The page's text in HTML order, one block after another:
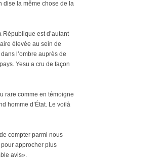
dise la même chose de la
est d’autant
élevée au sein de
l’ombre auprès de
Yesu a cru de façon
rare comme en témoigne
homme d’État. Le voilà
compter parmi nous
approcher plus
avis».